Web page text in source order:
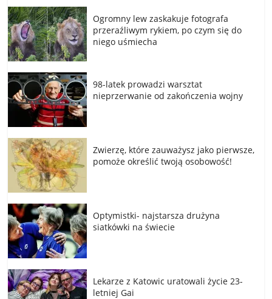
Ogromny lew zaskakuje fotografa
przeraźliwym rykiem, po czym się do
niego uśmiecha
98-latek prowadzi warsztat
nieprzerwanie od zakończenia wojny
Zwierzę, które zauważysz jako pierwsze,
pomoże określić twoją osobowość!
Optymistki- najstarsza drużyna
siatkówki na świecie
Lekarze z Katowic uratowali życie 23-
letniej Gai